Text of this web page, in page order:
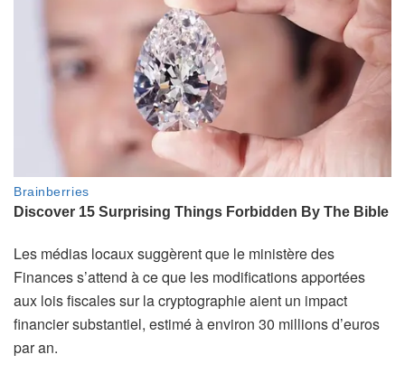
Les médias locaux suggèrent que le ministère des
Finances s’attend à ce que les modifications apportées
aux lois fiscales sur la cryptographie aient un impact
financier substantiel, estimé à environ 30 millions d’euros
par an.